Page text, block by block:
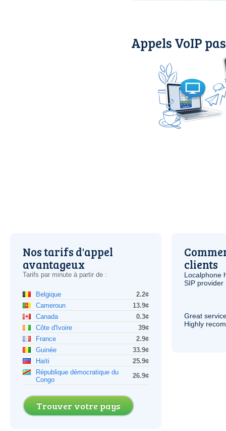
Appels VoIP
Nos tarifs d'appel
avantageux
Tarifs par minute à partir de :
Belgique
2.2¢
Cameroun
13.9¢
Canada
0.3¢
Côte d'Ivoire
39¢
France
2.9¢
Guinée
33.9¢
Haïti
25.9¢
République démocratique du
Congo
26.9¢
Trouver votre pays
clients
Localphone
SIP provider
Great
Highly